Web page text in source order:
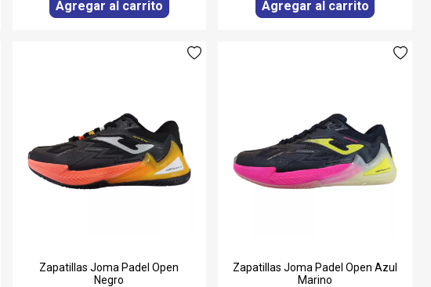
Agregar al carrito Agregar al carrito
Zapatillas Joma Padel Open
Negro
Zapatillas Joma Padel Open Azul
Marino